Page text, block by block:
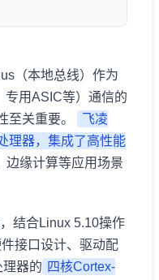
（本地总线）作为
专用ASIC等）通信的
至关重要。
飞凌
理器，集成了高性能
边缘计算等应用场景
结合Linux 5.10操作
接口设计、驱动配
器的 四核Cortex-